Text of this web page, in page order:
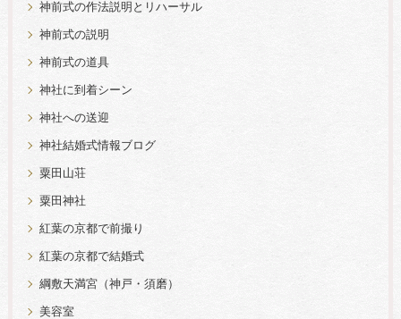
神前式の作法説明とリハーサル
神前式の説明
神前式の道具
神社に到着シーン
神社への送迎
神社結婚式情報ブログ
粟田山荘
粟田神社
紅葉の京都で前撮り
紅葉の京都で結婚式
綱敷天満宮（神戸・須磨）
美容室